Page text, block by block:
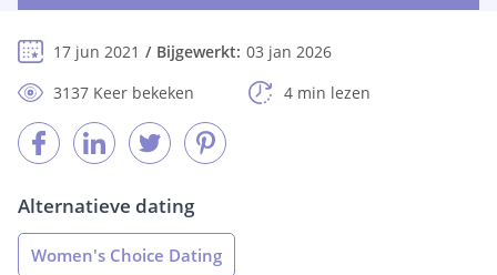
17 jun 2021 Bijgewerkt: 03 jan 2026
3137 Keer bekeken
4 min lezen
Alternatieve dating
Women's Choice Dating